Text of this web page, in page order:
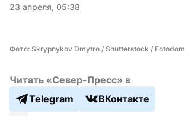
23 апреля, 05:38
Фото: Skrypnykov Dmytro / Shutterstock / Fotodom
Читать «Север-Пресс» в
Telegram
ВКонтакте